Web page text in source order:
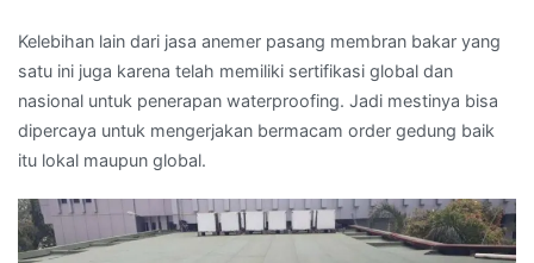
Kelebihan lain dari jasa anemer pasang membran bakar yang
satu ini juga karena telah memiliki sertifikasi global dan
nasional untuk penerapan waterproofing. Jadi mestinya bisa
dipercaya untuk mengerjakan bermacam order gedung baik
itu lokal maupun global.